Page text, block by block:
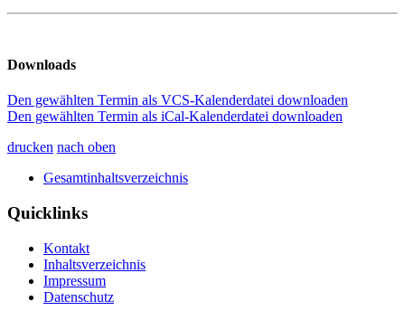
Downloads
Den gewählten Termin als VCS-Kalenderdatei downloaden
Den gewählten Termin als iCal-Kalenderdatei downloaden
drucken nach oben
Gesamtinhaltsverzeichnis
Quicklinks
Kontakt
Inhaltsverzeichnis
Impressum
Datenschutz